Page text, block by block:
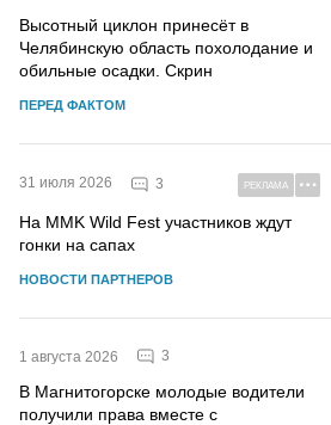
Высотный циклон принесёт в
Челябинскую область похолодание и
обильные осадки. Скрин
ПЕРЕД ФАКТОМ
31 июля 2026 3 РЕКЛАМА
На MMK Wild Fest участников ждут
гонки на сапах
НОВОСТИ ПАРТНЕРОВ
1 августа 2026 3
В Магнитогорске молодые водители
получили права вместе с